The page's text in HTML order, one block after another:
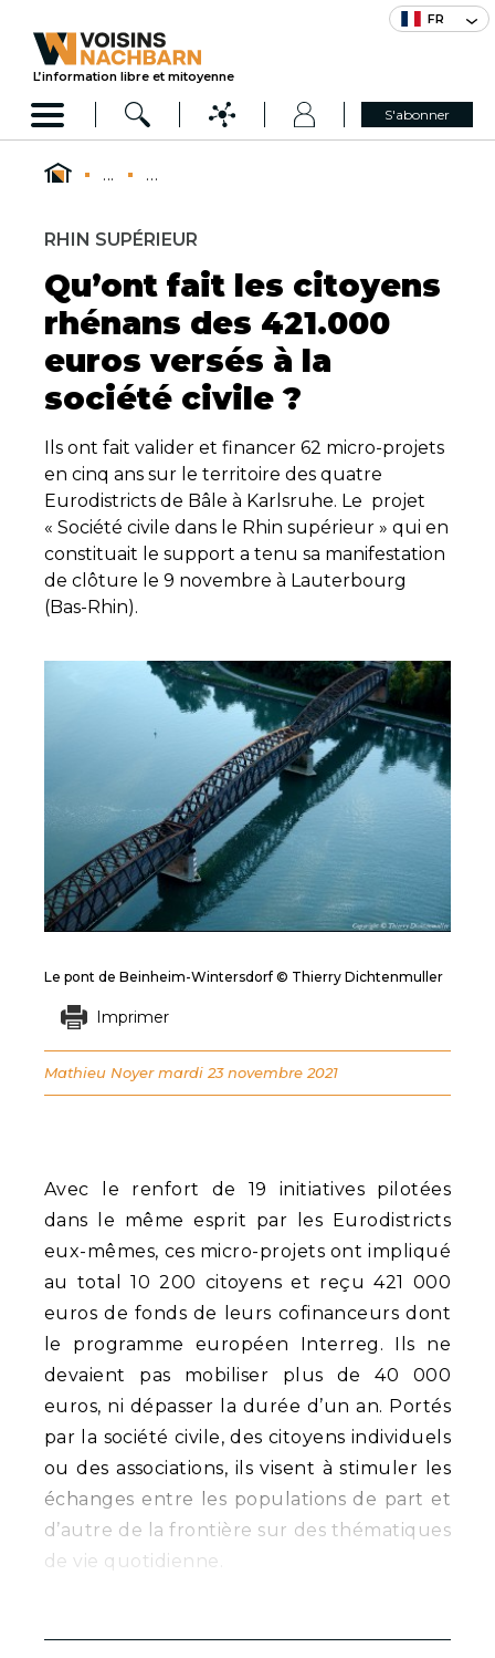
FR
L’information libre et mitoyenne
S'abonner
... ...
RHIN SUPÉRIEUR
Qu’ont fait les citoyens
rhénans des 421.000
euros versés à la
société civile ?
Ils ont fait valider et financer 62 micro-projets
en cinq ans sur le territoire des quatre
Eurodistricts de Bâle à Karlsruhe. Le projet
« Société civile dans le Rhin supérieur » qui en
constituait le support a tenu sa manifestation
de clôture le 9 novembre à Lauterbourg
(Bas-Rhin).
Avec le renfort de 19 initiatives pilotées
dans le même esprit par les Eurodistricts
eux-mêmes, ces micro-projets ont impliqué
au total 10 200 citoyens et reçu 421 000
euros de fonds de leurs cofinanceurs dont
le programme européen Interreg. Ils ne
devaient pas mobiliser plus de 40 000
euros, ni dépasser la durée d’un an. Portés
par la société civile, des citoyens individuels
ou des associations, ils visent à stimuler les
échanges entre les populations de part et
d’autre de la frontière sur des thématiques
de vie quotidienne.
Le pont de Beinheim-Wintersdorf © Thierry Dichtenmuller
Imprimer
Mathieu Noyer mardi 23 novembre 2021